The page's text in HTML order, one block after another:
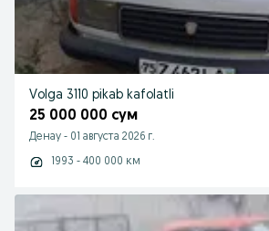
Volga 3110 pikab kafolatli
25 000 000 сум
Денау - 01 августа 2026 г.
1993 - 400 000 км